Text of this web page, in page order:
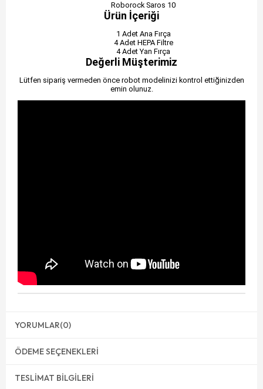
Roborock Saros 10
Ürün İçeriği
1 Adet Ana Fırça
4 Adet HEPA Filtre
4 Adet Yan Fırça
Değerli Müşterimiz
Lütfen sipariş vermeden önce robot modelinizi kontrol ettiğinizden
emin olunuz.
YORUMLAR(0)
ÖDEME SEÇENEKLERI
TESLIMAT BILGILERI